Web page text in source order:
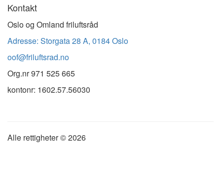
Kontakt
Oslo og Omland friluftsråd
Adresse: Storgata 28 A, 0184 Oslo
oof@friluftsrad.no
Org.nr971 525 665
kontonr: 1602.57.56030
Alle rettigheter ©2026